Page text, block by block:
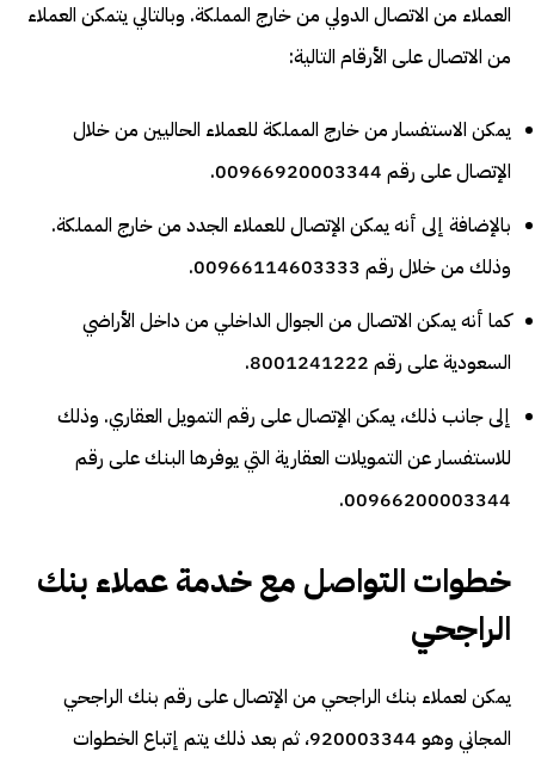
العملاء من الاتصال الدولي من خارج المملكة. وبالتالي يتمكن العملاء
من الاتصال على الأرقام التالية:
يمكن الاستفسار من خارج المملكة للعملاء الحاليين من خلال
الإتصال على رقم 00966920003344.
بالإضافة إلى أنه يمكن الإتصال للعملاء الجدد من خارج المملكة.
وذلك من خلال رقم 00966114603333.
كما أنه يمكن الاتصال من الجوال الداخلي من داخل الأراضي
السعودية على رقم 8001241222.
إلى جانب ذلك، يمكن الإتصال على رقم التمويل العقاري. وذلك
للاستفسار عن التمويلات العقارية التي يوفرها البنك على رقم
00966200003344.
خطوات التواصل مع خدمة عملاء بنك
الراجحي
يمكن لعملاء بنك الراجحي من الإتصال على رقم بنك الراجحي
المجاني وهو 920003344، ثم بعد ذلك يتم إتباع الخطوات